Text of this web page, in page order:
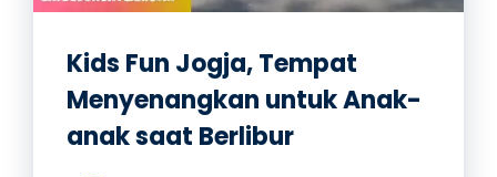
Kids Fun Jogja, Tempat
Menyenangkan untuk Anak-
anak saat Berlibur